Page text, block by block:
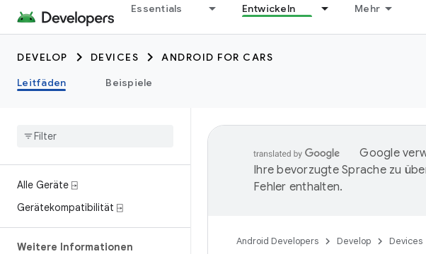
Essentials Entwickeln Mehr
DEVELOP DEVICES
ANDROID FOR CARS
Leitfäden
Beispiele
Alle Geräte ⍈
Gerätekompatibilität ⍈
Weitere Informationen
Google
Ihre bevorzugte Sprache zu
Fehler enthalten.
Android Developers Develop Devices